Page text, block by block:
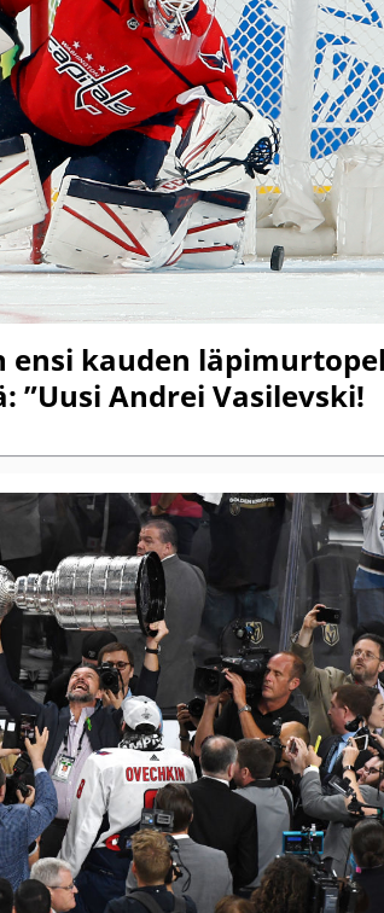
ensi kauden
”Uusi Andrei Vasilevski!